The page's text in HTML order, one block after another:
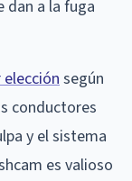
dan a la fuga
según
conductores
y el sistema
es valioso